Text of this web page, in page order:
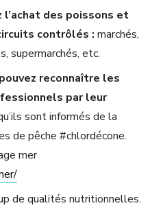
l’achat des poissons et
contrôlés : marchés,
supermarchés, etc.
reconnaître les
par leur
sont informés de la
de pêche #chlordécone.
mer
de qualités nutritionnelles.